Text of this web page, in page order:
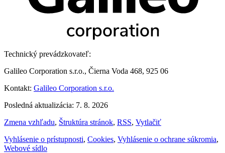
Technický prevádzkovateľ:
Galileo Corporation s.r.o., Čierna Voda 468, 925 06
Kontakt: Galileo Corporation s.r.o.
Posledná aktualizácia: 7. 8. 2026
Zmena vzhľadu, Štruktúra stránok, RSS, Vytlačiť
Vyhlásenie o prístupnosti, Cookies, Vyhlásenie o ochrane súkromia,
Webové sídlo